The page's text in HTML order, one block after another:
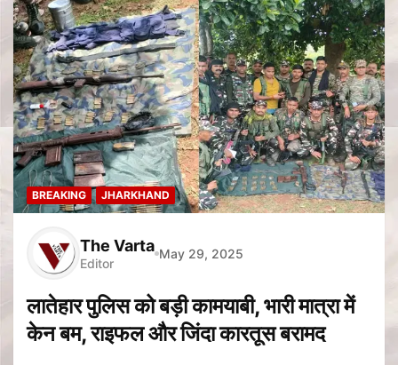
BREAKING JHARKHAND
The Varta
Editor
May 29, 2025
लातेहार पुलिस को बड़ी कामयाबी, भारी मात्रा में
केन बम, राइफल और जिंदा कारतूस बरामद